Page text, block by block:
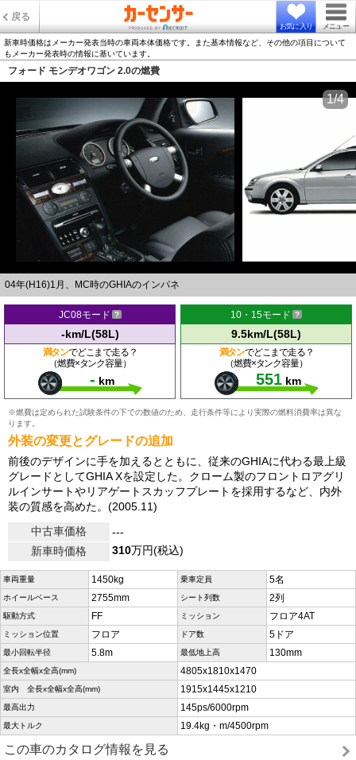
戻る
お気に入り メニュー
新車時価格はメーカー発表当時の車両本体価格です。また基本情報など、その他の項目について
もメーカー発表時の情報に基いています。
フォード モンデオワゴン 2.0の燃費
04年(H16)1月、MC時のGHIAのインパネ
1/4
JC08モード
-km/L(58L)
満タンでどこまで走る？
（燃費×タンク容量）
- km
10・15モード
9.5km/L(58L)
満タンでどこまで走る？
（燃費×タンク容量）
551 km
※燃費は定められた試験条件の下での数値のため、走行条件等により実際の燃料消費率は異な
ります。
外装の変更とグレードの追加
前後のデザインに手を加えるとともに、従来のGHIAに代わる最上級
グレードとしてGHIA Xを設定した。クローム製のフロントロアグリ
ルインサートやリアゲートスカッフプレートを採用するなど、内外
装の質感を高めた。(2005.11)
中古車価格
---
新車時価格
310万円(税込)
車両重量 1450kg 乗車定員 5名
ホイールベース 2755mm シート列数 2列
駆動方式 FF ミッション フロア4AT
ミッション位置 フロア ドア数 5ドア
最小回転半径 5.8m 最低地上高 130mm
全長x全幅x全高(mm) 4805x1810x1470
室内 全長x全幅x全高(mm) 1915x1445x1210
最高出力 145ps/6000rpm
最大トルク 19.4kg・m/4500rpm
この車のカタログ情報を見る